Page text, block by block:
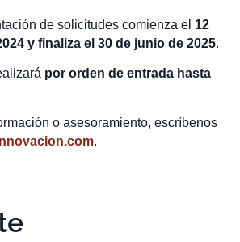
de solicitudes comienza el 12
y finaliza el 30 de junio de 2025.
por orden de entrada hasta
o asesoramiento, escríbenos
.